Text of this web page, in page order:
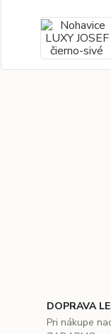
DOPRAVA
Pri nákupe